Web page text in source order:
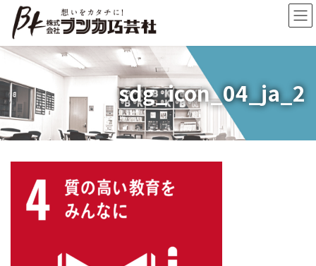
ン
へ
ス
キ
ッ
プ
ー
ョ
ン
に
移
動
sdg_icon_04_ja_2